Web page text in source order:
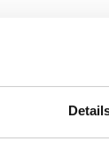
van